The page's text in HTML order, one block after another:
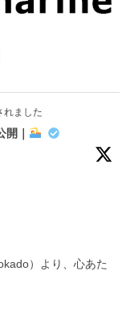
れました
｜
）より、心あた